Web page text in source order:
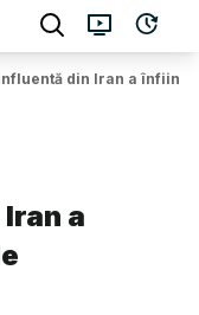
din Iran a
a